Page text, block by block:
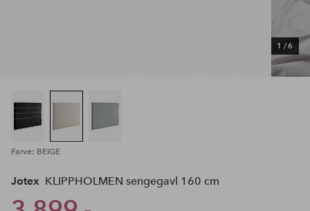
1 /6
Farve: BEIGE
Jotex KLIPPHOLMEN sengegavl 160 cm